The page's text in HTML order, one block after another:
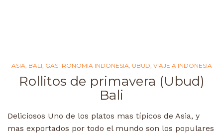
ASIA BALI GASTRONOMIA INDONESIA UBUD VIAJE A INDONESIA
Rollitos de primavera (Ubud)
Bali
Deliciosos Uno de los platos mas típicos de Asia, y
mas exportados por todo el mundo son los populares